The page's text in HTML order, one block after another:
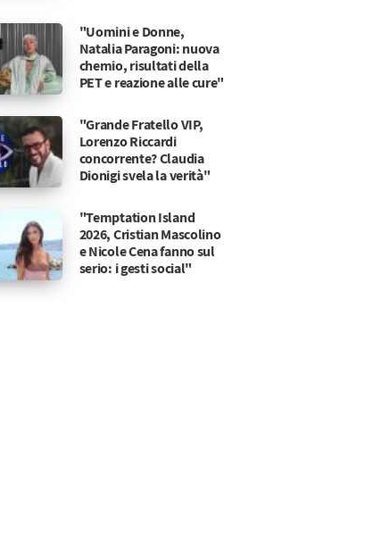
"Uomini e Donne,
Natalia Paragoni: nuova
chemio, risultati della
PET e reazione alle cure"
"Grande Fratello VIP,
Lorenzo Riccardi
concorrente? Claudia
Dionigi svela la verità"
"Temptation Island
2026, Cristian Mascolino
e Nicole Cena fanno sul
serio: i gesti social"